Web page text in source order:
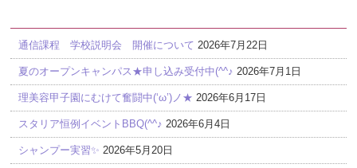
通信課程 学校説明会 開催について 2026年7月22日
夏のオープンキャンパス★申し込み受付中(^^♪ 2026年7月1日
理美容甲子園にむけて奮闘中(‘ω’)ノ★ 2026年6月17日
スタリア恒例イベントBBQ(^^♪ 2026年6月4日
シャンプー実習✨ 2026年5月20日